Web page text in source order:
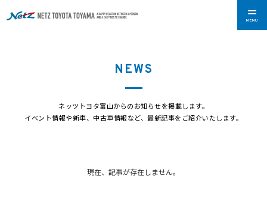
MENU
NEWS
ネッツトヨタ富山からのお知らせを掲載します。
イベント情報や新車、中古車情報など、最新記事をご紹介いたします。
現在、記事が存在しません。